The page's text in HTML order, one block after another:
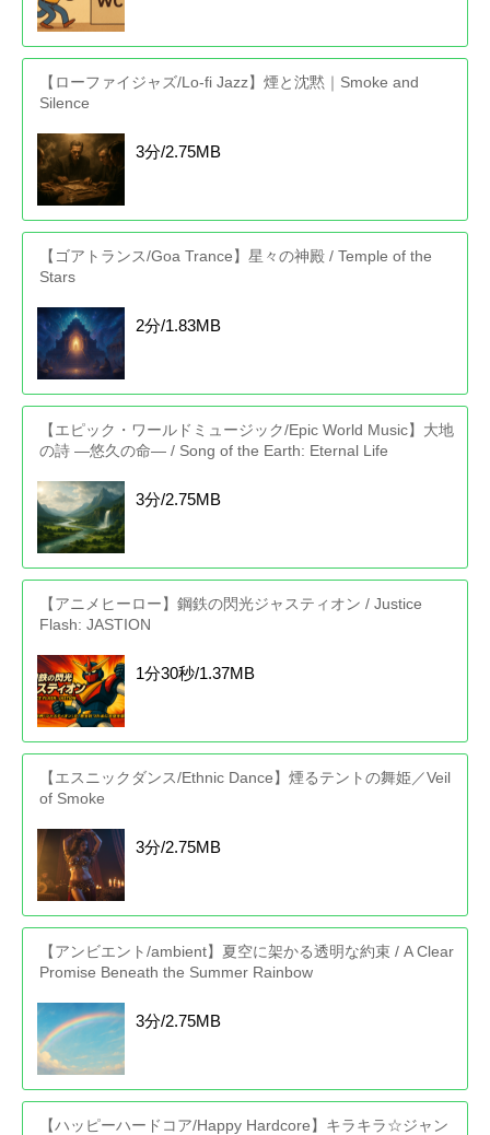
【ローファイジャズ/Lo-fi Jazz】煙と沈黙｜Smoke and
Silence
3分/2.75MB
【ゴアトランス/Goa Trance】星々の神殿 / Temple of the
Stars
2分/1.83MB
【エピック・ワールドミュージック/Epic World Music】大地
の詩 ―悠久の命― / Song of the Earth: Eternal Life
3分/2.75MB
【アニメヒーロー】鋼鉄の閃光ジャスティオン / Justice
Flash: JASTION
1分30秒/1.37MB
【エスニックダンス/Ethnic Dance】煙るテントの舞姫／Veil
of Smoke
3分/2.75MB
【アンビエント/ambient】夏空に架かる透明な約束 / A Clear
Promise Beneath the Summer Rainbow
3分/2.75MB
【ハッピーハードコア/Happy Hardcore】キラキラ☆ジャン